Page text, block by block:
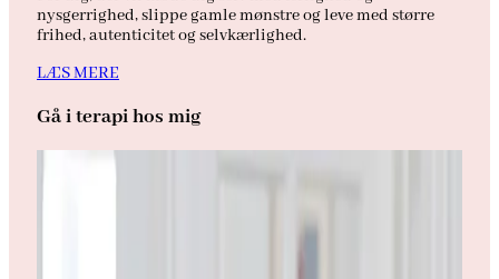
nysgerrighed, slippe gamle mønstre og leve med større
frihed, autenticitet og selvkærlighed.
LÆS MERE
Gå i terapi hos mig